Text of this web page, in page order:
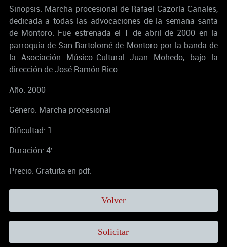
Sinopsis: Marcha procesional de Rafael Cazorla Canales,
dedicada a todas las advocaciones de la semana santa
de Montoro. Fue estrenada el 1 de abril de 2000 en la
parroquia de San Bartolomé de Montoro por la banda de
la Asociación Músico-Cultural Juan Mohedo, bajo la
dirección de José Ramón Rico.
Año: 2000
Género: Marcha procesional
Dificultad: 1
Duración: 4′
Precio: Gratuita en pdf.
Volver
Solicitar